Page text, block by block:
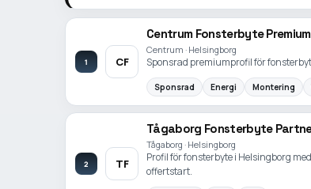
1 CF
Centrum Fonsterbyte Premium
Centrum · Helsingborg
Sponsrad premiumprofil för
Sponsrad Energi Montering
2 TF
Tågaborg Fonsterbyte
Tågaborg · Helsingborg
Profil för fonsterbyte i Helsingborg
offertstart.